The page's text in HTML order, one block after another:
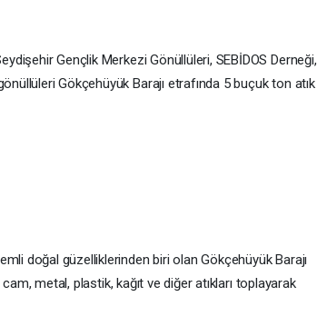
Gençlik Merkezi Gönüllüleri, SEBİDOS Derneği,
Gökçehüyük Barajı etrafında 5 buçuk ton atık
doğal güzelliklerinden biri olan Gökçehüyük Barajı
metal, plastik, kağıt ve diğer atıkları toplayarak